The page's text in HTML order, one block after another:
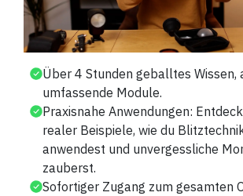
Über 4 Stunden geballtes Wissen,
umfassende Module.
Praxisnahe Anwendungen:
realer Beispiele, wie du
anwendest und unvergessliche
zauberst.
Sofortiger Zugang zum gesamten